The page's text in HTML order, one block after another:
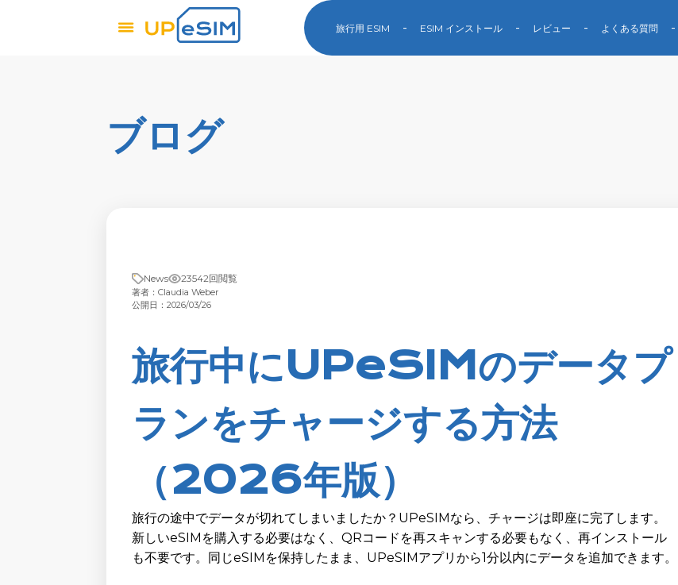
旅行用 ESIM ESIM インストール レビュー よくある質問
ブログ
News 23542回閲覧
著者：Claudia Weber
公開日：2026/03/26
旅行中にUPeSIMのデータプ
ランをチャージする方法
（2026年版）
旅行の途中でデータが切れてしまいましたか？UPeSIMなら、チャージは即座に完了します。
新しいeSIMを購入する必要はなく、QRコードを再スキャンする必要もなく、再インストール
も不要です。同じeSIMを保持したまま、UPeSIMアプリから1分以内にデータを追加できます。